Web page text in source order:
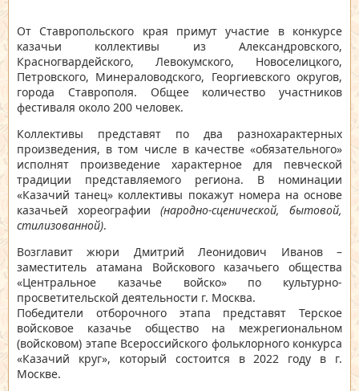
От Ставропольского края примут участие в конкурсе
казачьи коллективы из Александровского,
Красногвардейского, Левокумского, Новоселицкого,
Петровского, Минераловодского, Георгиевского округов,
города Ставрополя. Общее количество участников
фестиваля около 200 человек.
Коллективы представят по два разнохарактерных
произведения, в том числе в качестве «обязательного»
исполнят произведение характерное для певческой
традиции представляемого региона. В номинации
«Казачий танец» коллективы покажут номера на основе
казачьей хореографии (народно-сценической, бытовой,
стилизованной).
Возглавит жюри Дмитрий Леонидович Иванов –
заместитель атамана Войскового казачьего общества
«Центральное казачье войско» по культурно-
просветительской деятельности г. Москва.
Победители отборочного этапа представят Терское
войсковое казачье общество на межрегиональном
(войсковом) этапе Всероссийского фольклорного конкурса
«Казачий круг», который состоится в 2022 году в г.
Москве.